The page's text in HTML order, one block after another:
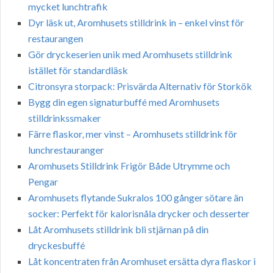
mycket lunchtrafik
Dyr läsk ut, Aromhusets stilldrink in – enkel vinst för
restaurangen
Gör dryckeserien unik med Aromhusets stilldrink
istället för standardläsk
Citronsyra storpack: Prisvärda Alternativ för Storkök
Bygg din egen signaturbuffé med Aromhusets
stilldrinkssmaker
Färre flaskor, mer vinst – Aromhusets stilldrink för
lunchrestauranger
Aromhusets Stilldrink Frigör Både Utrymme och
Pengar
Aromhusets flytande Sukralos 100 gånger sötare än
socker: Perfekt för kalorisnåla drycker och desserter
Låt Aromhusets stilldrink bli stjärnan på din
dryckesbuffé
Låt koncentraten från Aromhuset ersätta dyra flaskor i